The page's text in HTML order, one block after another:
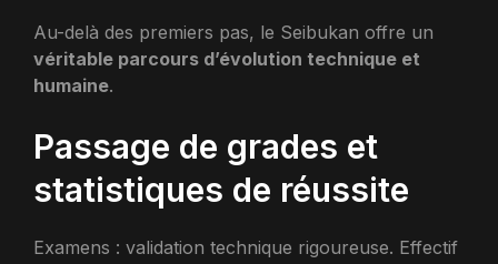
Au-delà des premiers pas, le Seibukan offre un
véritable parcours d’évolution technique et
humaine.
Passage de grades et
statistiques de réussite
Examens : validation technique rigoureuse. Effectif